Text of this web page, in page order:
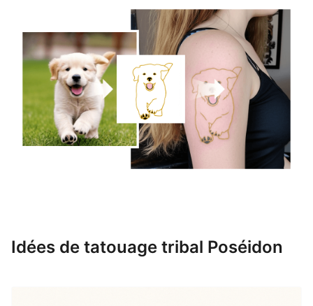
Idées de tatouage tribal Poséidon